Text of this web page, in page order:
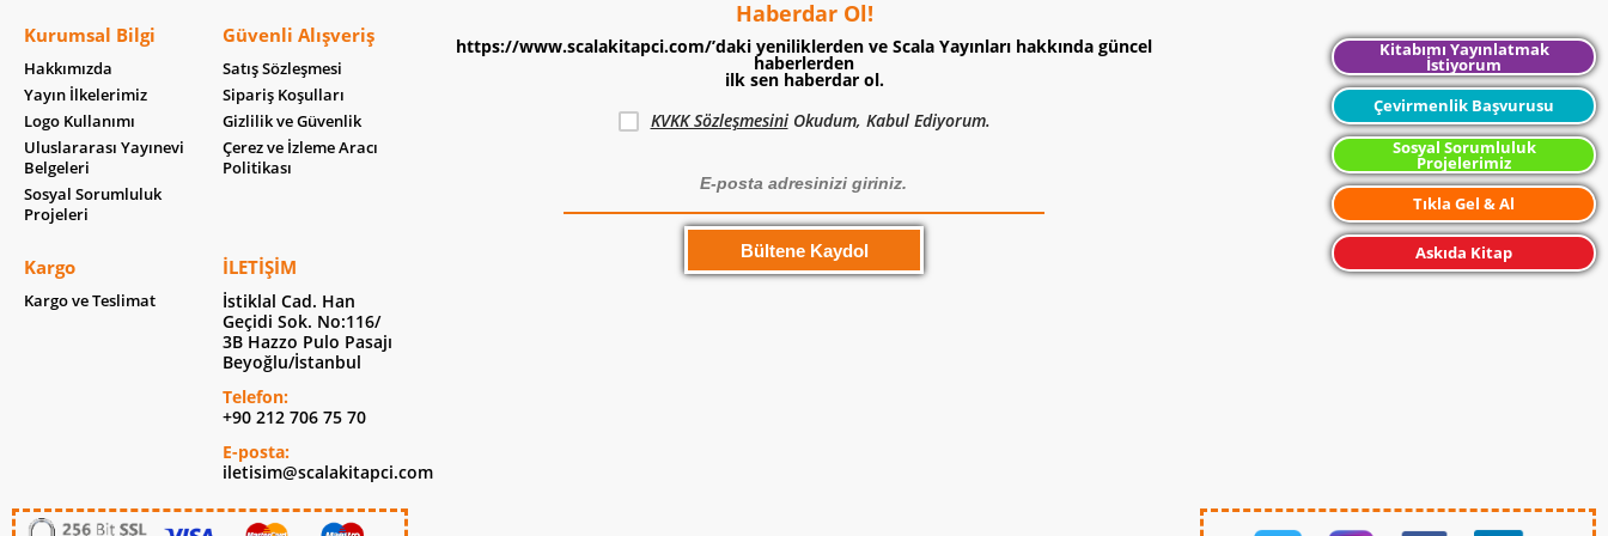
Kurumsal Bilgi
Hakkımızda
Yayın İlkelerimiz
Logo Kullanımı
Uluslararası Yayınevi
Belgeleri
Sosyal Sorumluluk
Projeleri
Güvenli Alışveriş
Satış Sözleşmesi
Sipariş Koşulları
Gizlilik ve Güvenlik
Çerez ve İzleme Aracı
Politikası
Kargo
Kargo ve Teslimat
İLETIŞIM
İstiklal Cad. Han
Geçidi Sok. No:116/
3B Hazzo Pulo Pasajı
Beyoğlu/İstanbul
Telefon:
+90 212 706 75 70
E-posta:
iletisim@scalakitapci.com
Haberdar Ol!
https://www.scalakitapci.com/’daki yeniliklerden ve Scala Yayınları hakkında güncel
haberlerden
ilk sen haberdar ol.
KVKK SözleşmesiniOkudum, Kabul Ediyorum.
Kitabımı Yayınlatmak
İstiyorum
Çevirmenlik Başvurusu
Sosyal Sorumluluk
Projelerimiz
Tıkla Gel & Al
Askıda Kitap